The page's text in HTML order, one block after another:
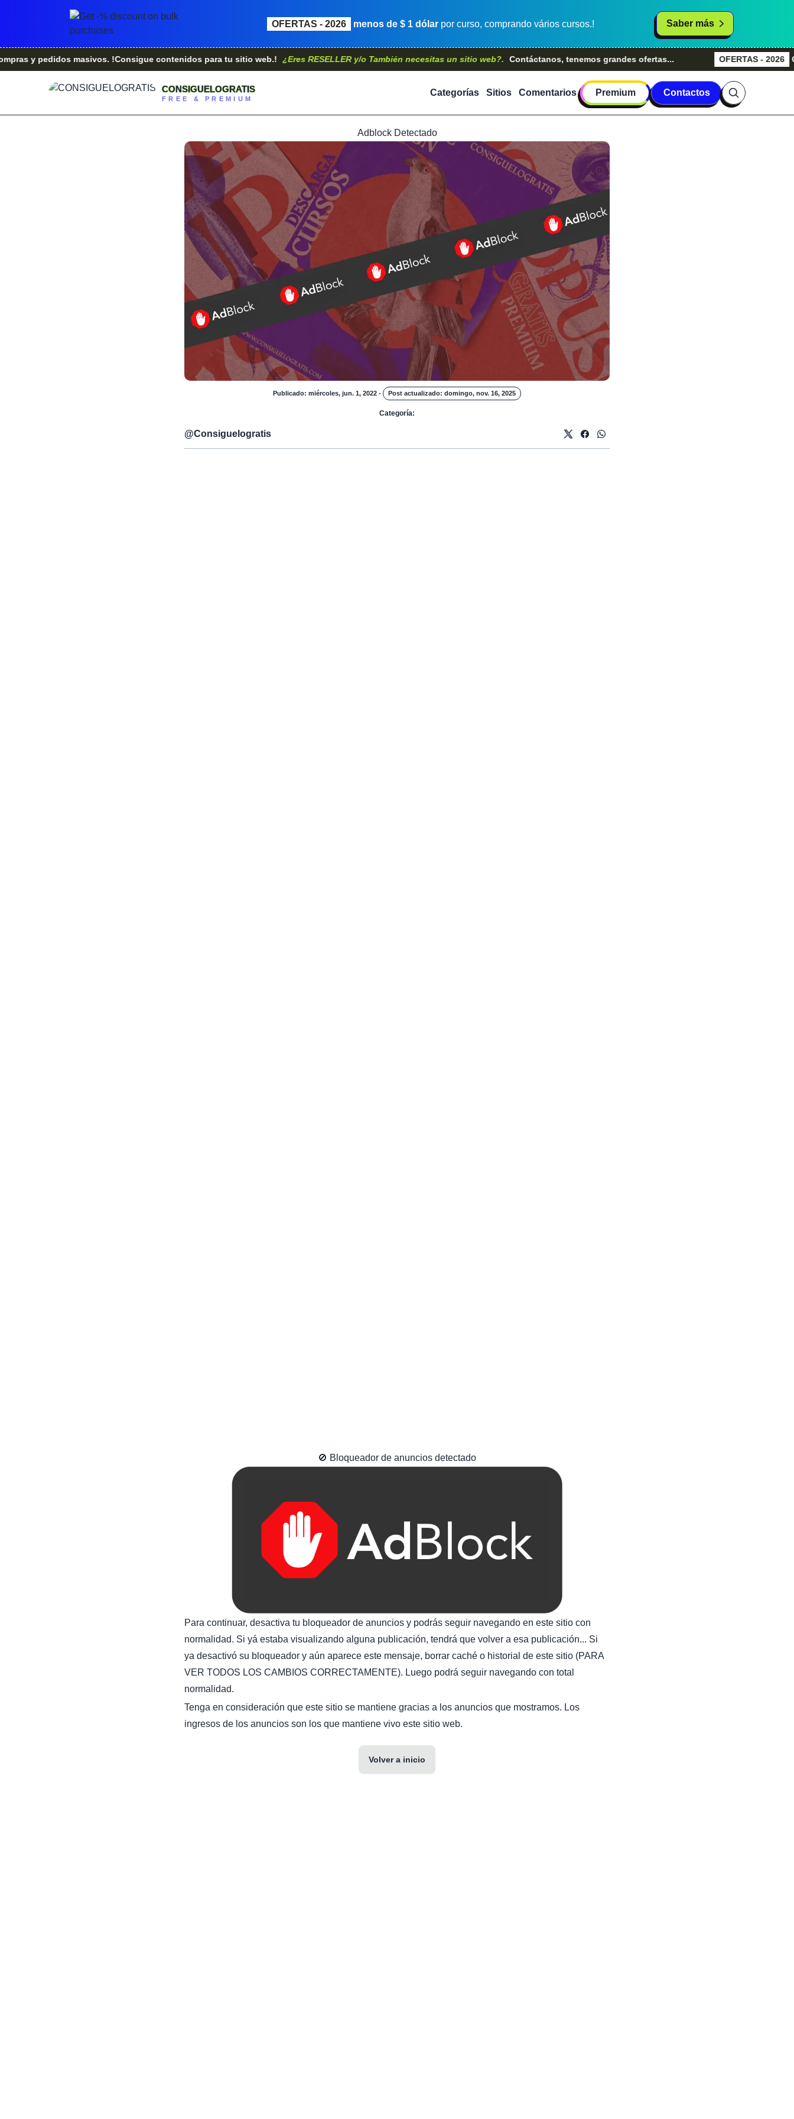
OFERTAS - 2026 menos de $ 1 dólarpor curso, comprando vários cursos.! Saber más
pedidos masivos. !Consigue contenidos para tu sitio web.! ¿Eres RESELLER y/o También necesitas un sitio web?. Contáctanos, tenemos grandes ofertas... OFERTAS - 2026 Grandes
CONSIGUELOGRATIS
FREE & PREMIUM
Categorías Sitios Comentarios Premium Contactos
Adblock Detectado
Publicado: miércoles, jun. 1, 2022 - Post actualizado: domingo, nov. 16, 2025
Categoría:
@Consiguelogratis
🚫 Bloqueador de anuncios detectado
Para continuar, desactiva tu bloqueador de anuncios y podrás seguir navegando en este sitio con
normalidad. Si yá estaba visualizando alguna publicación, tendrá que volver a esa publicación... Si
ya desactivó su bloqueador y aún aparece este mensaje, borrar caché o historial de este sitio (PARA
VER TODOS LOS CAMBIOS CORRECTAMENTE). Luego podrá seguir navegando con total
normalidad.
Tenga en consideración que este sitio se mantiene gracias a los anuncios que mostramos. Los
ingresos de los anuncios son los que mantiene vivo este sitio web.
Volver a inicio